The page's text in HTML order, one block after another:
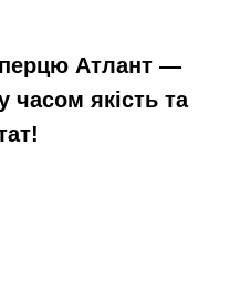
Атлант —
часом якість та